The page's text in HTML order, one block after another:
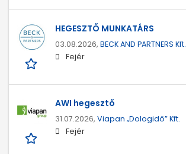
HEGESZTŐ MUNKATÁRS
03.08.2026, BECK AND PARTNERS Kft.
Fejér
AWI hegesztő
31.07.2026, Viapan „Dologidő” Kft.
Fejér